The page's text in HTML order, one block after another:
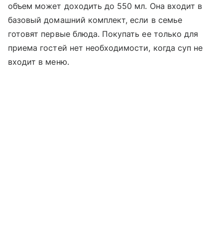
объем может доходить до 550 мл. Она входит в
базовый домашний комплект, если в семье
готовят первые блюда. Покупать ее только для
приема гостей нет необходимости, когда суп не
входит в меню.